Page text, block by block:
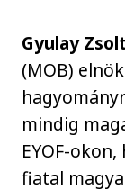
Gyulay Zsolt
(MOB)
mindig
EYOF-
fiatal